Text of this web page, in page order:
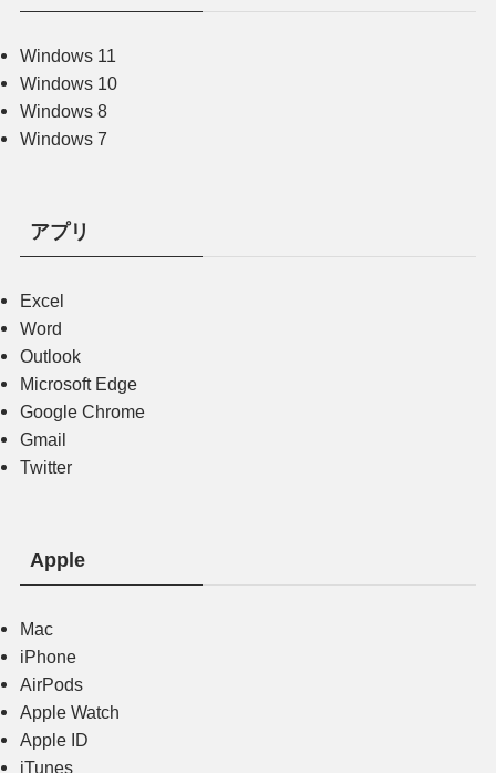
Windows 11
Windows 10
Windows 8
Windows 7
アプリ
Excel
Word
Outlook
Microsoft Edge
Google Chrome
Gmail
Twitter
Apple
Mac
iPhone
AirPods
Apple Watch
Apple ID
iTunes